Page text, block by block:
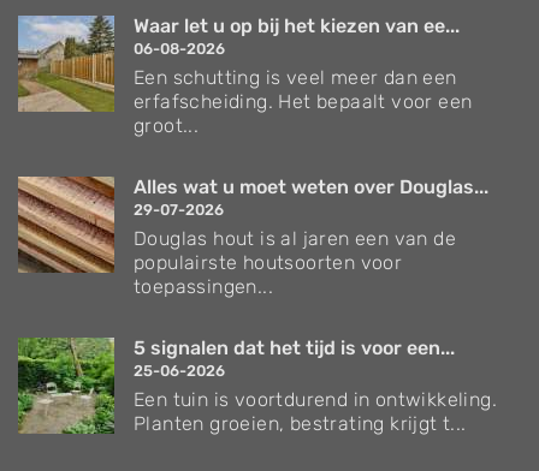
Waar let u op bij het kiezen van ee...
06-08-2026
Een schutting is veel meer dan een
erfafscheiding. Het bepaalt voor een
groot...
Alles wat u moet weten over Douglas...
29-07-2026
Douglas hout is al jaren een van de
populairste houtsoorten voor
toepassingen...
5 signalen dat het tijd is voor een...
25-06-2026
Een tuin is voortdurend in ontwikkeling.
Planten groeien, bestrating krijgt t...